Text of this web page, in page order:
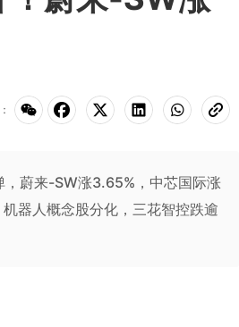
蔚来-SW涨3.65%，中芯国际涨
器人概念股分化，三花智控跌逾